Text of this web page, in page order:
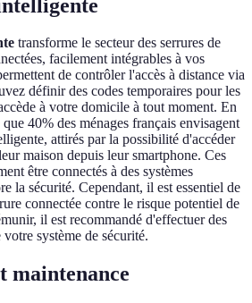
transforme le secteur des serrures de
facilement intégrables à vos
de contrôler l'accès à distance via
définir des codes temporaires pour les
à votre domicile à tout moment. En
40% des ménages français envisagent
attirés par la possibilité d'accéder
maison depuis leur smartphone. Ces
être connectés à des systèmes
la sécurité. Cependant, il est essentiel de
connectée contre le risque potentiel de
il est recommandé d'effectuer des
système de sécurité.
maintenance